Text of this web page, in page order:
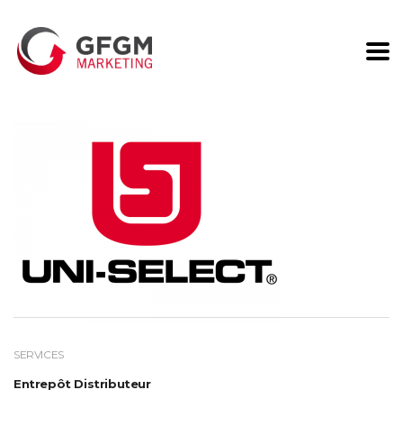
SERVICES
Entrepôt Distributeur